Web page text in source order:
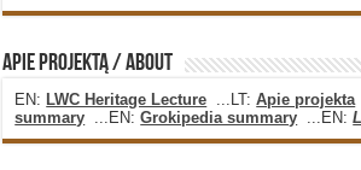
Apie projektą / About
EN:LWC Heritage Lecture ...LT:Apie projekta
summary ...EN:Grokipedia summary ...EN: